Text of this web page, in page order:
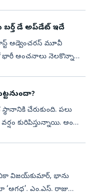
కాంబో.. వారణాసి బర్త్‌ డే అప్‌డేట్‌ ఇదే
అడ్వెంచరస్ మూవీ
అంచనాలు నెలకొన్నాయి.
చేరుకుంది. పలు
కురిపిస్తున్నాయి. అందుకే
విజయ్‌కుమార్, భాను
ఎం.ఎస్‌. రాజు